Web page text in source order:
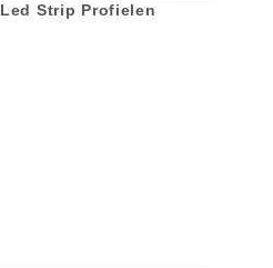
Led Strip Profielen